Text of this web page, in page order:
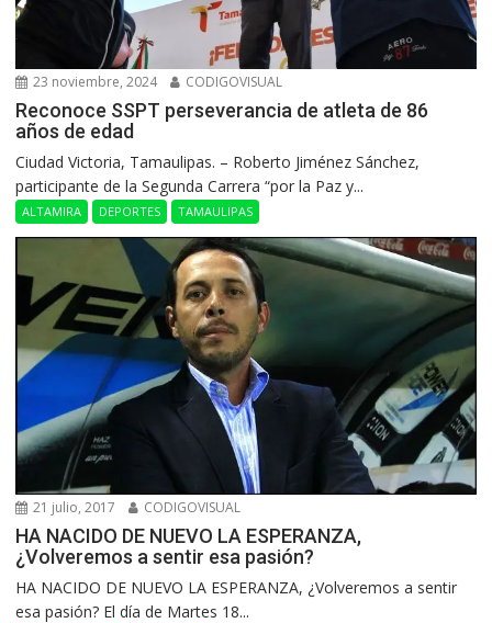
23 noviembre, 2024 CODIGOVISUAL
Reconoce SSPT perseverancia de atleta de 86
años de edad
Ciudad Victoria, Tamaulipas. – Roberto Jiménez Sánchez,
participante de la Segunda Carrera “por la Paz y...
ALTAMIRA DEPORTES TAMAULIPAS
21 julio, 2017 CODIGOVISUAL
HA NACIDO DE NUEVO LA ESPERANZA,
¿Volveremos a sentir esa pasión?
HA NACIDO DE NUEVO LA ESPERANZA, ¿Volveremos a sentir
esa pasión? El día de Martes 18...